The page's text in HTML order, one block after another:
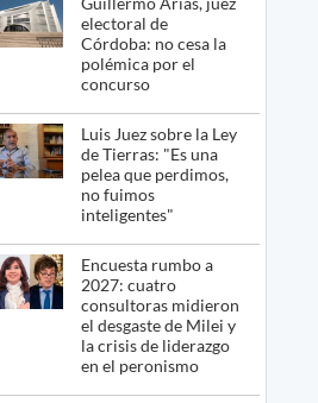
electoral de
Córdoba: no cesa la
polémica por el
concurso
Luis Juez sobre la Ley
de Tierras: "Es una
pelea que perdimos,
no fuimos
inteligentes"
Encuesta rumbo a
2027: cuatro
consultoras midieron
el desgaste de Milei y
la crisis de liderazgo
en el peronismo